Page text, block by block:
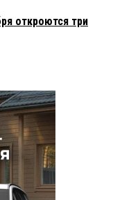
откроются три